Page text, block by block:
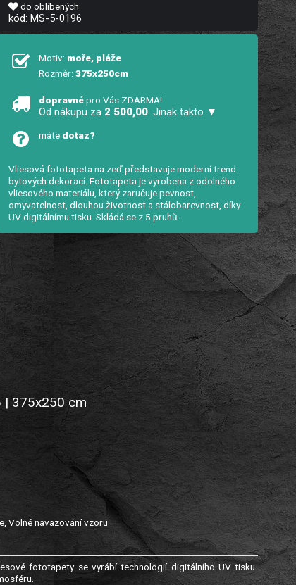
do oblíbených
kód: MS-5-0196
Motiv: moře, pláže
Rozměr:375x250cm
dopravnépro Vás ZDARMA!
Od nákupu za 2 500,00. Jinak takto ▼
máte dotaz?
Vliesová fototapeta na zeď představuje moderní trend
bytových dekorací. Fototapeta je vyrobena z odolného
vliesového materiálu, který zaručuje pevnost,
omyvatelnost, dlouhou životnost a stálobarevnost, díky
UV digitálnímu tisku. Skládá se z 5 pruhů.
| 375x250 cm
Volné navazování vzoru
fototapety se vyrábí technologií digitálního UV tisku.